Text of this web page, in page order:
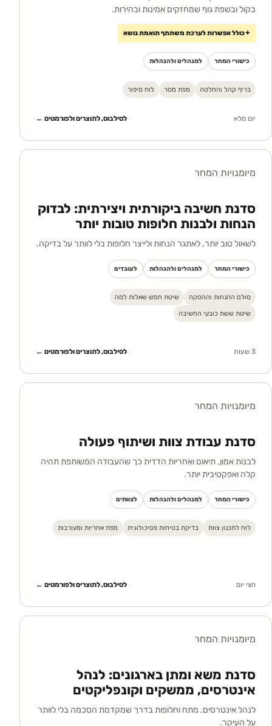
בקול ובשפת גוף שמחזקים אמינות ובהירות.
✦כולל אפשרות לערכת משתתף תואמת נושא
כישורי המחר למנהלים ולהנהלות
בריף קהל והחלטה מפת מסר לוח סיפור
יום מלא לסילבוס, לתוצרים ולפורמטים ←
מיומנויות המחר
סדנת חשיבה ביקורתית ויצירתית: לבדוק
הנחות ולבנות חלופות טובות יותר
לשאול טוב יותר, לאתגר הנחות ולייצר חלופות בלי לוותר על בדיקה.
כישורי המחר למנהלים ולהנהלות לעובדים
סולם ההנחות וההסקה שיטת חמש שאלות למה
שיטת ששת כובעי החשיבה
3 שעות לסילבוס, לתוצרים ולפורמטים ←
מיומנויות המחר
סדנת עבודת צוות ושיתוף פעולה
לבנות אמון, תיאום ואחריות הדדית כך שהעבודה המשותפת תהיה
קלה ואפקטיבית יותר.
כישורי המחר למנהלים ולהנהלות לצוותים
לוח לתכנון צוות בדיקת בטיחות פסיכולוגית מפת אחריות ומעורבות
חצי יום לסילבוס, לתוצרים ולפורמטים ←
מיומנויות המחר
סדנת משא ומתן בארגונים: לנהל
אינטרסים, ממשקים וקונפליקטים
לנהל אינטרסים, מתח וחלופות בדרך שמקדמת הסכמה בלי לוותר
על העיקר.